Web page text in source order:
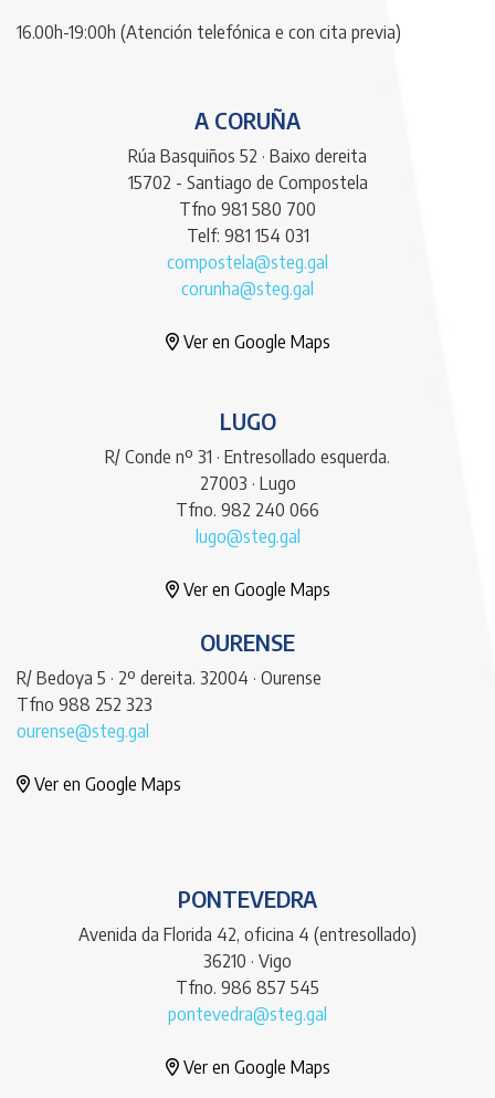
16.00h-19:00h (Atención telefónica e con cita previa)
A CORUÑA
Rúa Basquiños 52 · Baixo dereita
15702 - Santiago de Compostela
Tfno 981 580 700
Telf: 981 154 031
compostela@steg.gal
corunha@steg.gal
Ver en Google Maps
LUGO
R/ Conde nº 31 · Entresollado esquerda.
27003 · Lugo
Tfno. 982 240 066
lugo@steg.gal
Ver en Google Maps
OURENSE
R/ Bedoya 5 · 2º dereita. 32004 · Ourense
Tfno 988 252 323
ourense@steg.gal
Ver en Google Maps
PONTEVEDRA
Avenida da Florida 42, oficina 4 (entresollado)
36210 · Vigo
Tfno. 986 857 545
pontevedra@steg.gal
Ver en Google Maps